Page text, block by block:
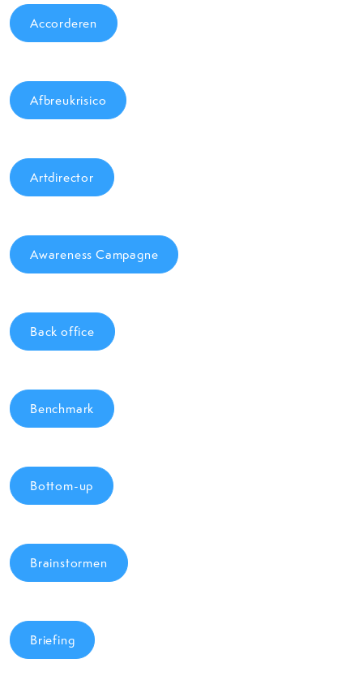
Accorderen
Afbreukrisico
Artdirector
Awareness Campagne
Back office
Benchmark
Bottom-up
Brainstormen
Briefing